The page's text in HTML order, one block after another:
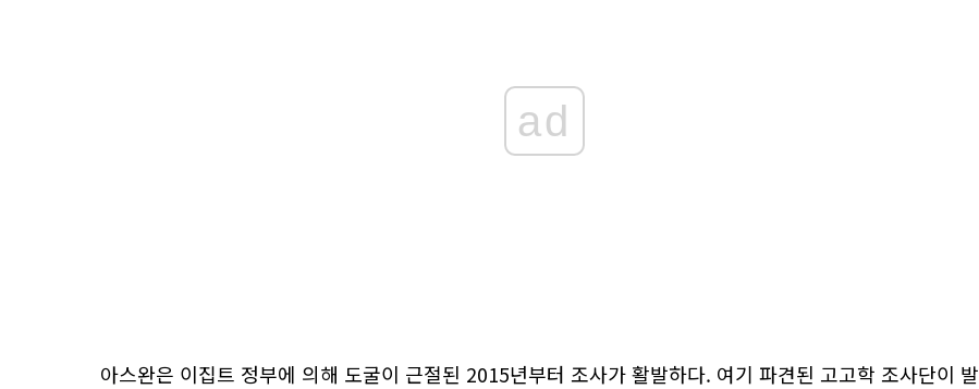
ad
아스완은 이집트 정부에 의해 도굴이 근절된 2015년부터 조사가 활발하다. 여기 파견된 고고학 조사단이 발